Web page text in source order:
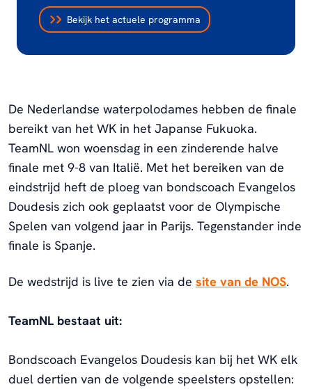
Bekijk het actuele programma
De Nederlandse waterpolodames hebben de finale
bereikt van het WK in het Japanse Fukuoka.
TeamNL won woensdag in een zinderende halve
finale met 9-8 van Italië. Met het bereiken van de
eindstrijd heft de ploeg van bondscoach Evangelos
Doudesis zich ook geplaatst voor de Olympische
Spelen van volgend jaar in Parijs. Tegenstander inde
finale is Spanje.
De wedstrijd is live te zien via de site van de NOS.
TeamNL bestaat uit:
Bondscoach Evangelos Doudesis kan bij het WK elk
duel dertien van de volgende speelsters opstellen: